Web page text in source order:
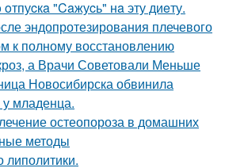
"Caжуcь" нa эту диeту.
эндопротезирования плечевого
к полному восстановлению
а Врачи Советовали Меньше
Новосибирска обвинила
младенца.
остеопороза в домашних
методы
липолитики.